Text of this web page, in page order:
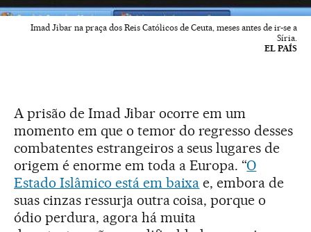
Imad Jibar na praça dos Reis Católicos de Ceuta, meses antes de ir-se a
Síria.
EL PAÍS
A prisão de Imad Jibar ocorre em um
momento em que o temor do regresso desses
combatentes estrangeiros a seus lugares de
origem é enorme em toda a Europa. “O
Estado Islâmico está em baixa e, embora de
suas cinzas ressurja outra coisa, porque o
ódio perdura, agora há muita